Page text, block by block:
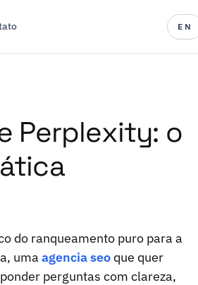
EN
Perplexity: o
do ranqueamento puro para a
uma agencia seo que quer
perguntas com clareza,